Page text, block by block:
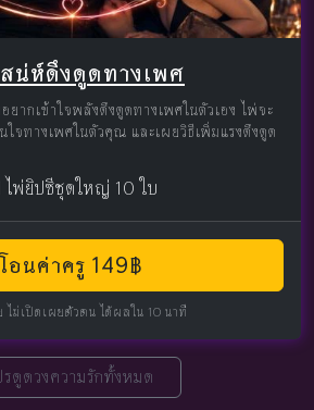
สน่ห์ดึงดูดทางเพศ
ากเข้าใจพลังดึงดูดทางเพศในตัวเอง ไพ่จะ
ใจทางเพศในตัวคุณ และเผยวิธีเพิ่มแรงดึงดูด
ไพ่ยิปซีชุดใหญ่ 10 ใบ
โอนค่าครู 149฿
ม่เปิดเผยตัวตน ได้ผลใน 10 นาที
รดูดวงความรักทั้งหมด